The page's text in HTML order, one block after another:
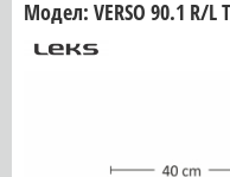
Модел: VERSO 90.1 R/L